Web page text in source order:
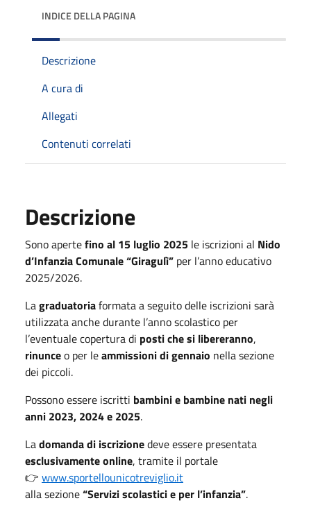
INDICE DELLA PAGINA
Descrizione
A cura di
Allegati
Contenuti correlati
Descrizione
Sono apertefino al 15 luglio 2025 le iscrizioni al Nido
d’Infanzia Comunale “Giragulì” per l’anno educativo
2025/2026.
Lagraduatoriaformata a seguito delle iscrizioni sarà
utilizzata anche durante l’anno scolastico per
l’eventuale copertura di posti che si libereranno,
rinunceo per leammissioni di gennaio nella sezione
dei piccoli.
Possono essere iscritti bambini e bambine nati negli
anni 2023, 2024 e 2025.
Ladomanda di iscrizionedeve essere presentata
esclusivamente online, tramite il portale
👉 www.sportellounicotreviglio.it
alla sezione“Servizi scolastici e per l’infanzia”.